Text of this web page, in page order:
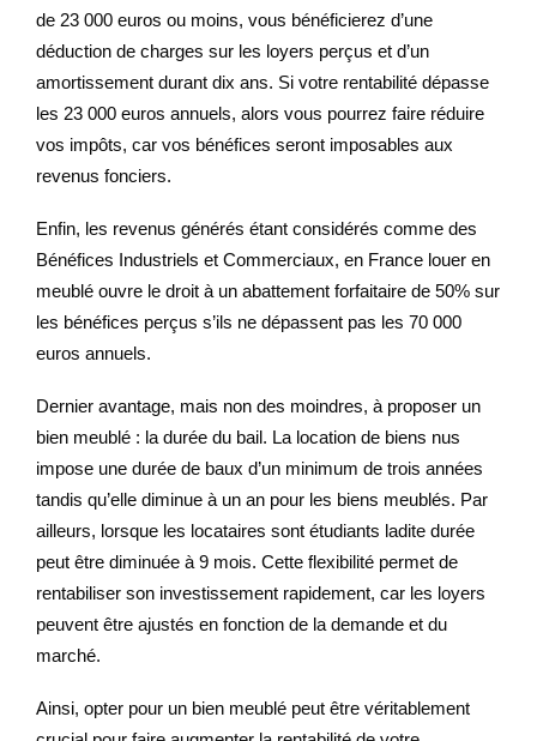
de 23 000 euros ou moins, vous bénéficierez d’une
déduction de charges sur les loyers perçus et d’un
amortissement durant dix ans. Si votre rentabilité dépasse
les 23 000 euros annuels, alors vous pourrez faire réduire
vos impôts, car vos bénéfices seront imposables aux
revenus fonciers.
Enfin, les revenus générés étant considérés comme des
Bénéfices Industriels et Commerciaux, en France louer en
meublé ouvre le droit à un abattement forfaitaire de 50% sur
les bénéfices perçus s’ils ne dépassent pas les 70 000
euros annuels.
Dernier avantage, mais non des moindres, à proposer un
bien meublé : la durée du bail. La location de biens nus
impose une durée de baux d’un minimum de trois années
tandis qu’elle diminue à un an pour les biens meublés. Par
ailleurs, lorsque les locataires sont étudiants ladite durée
peut être diminuée à 9 mois. Cette flexibilité permet de
rentabiliser son investissement rapidement, car les loyers
peuvent être ajustés en fonction de la demande et du
marché.
Ainsi, opter pour un bien meublé peut être véritablement